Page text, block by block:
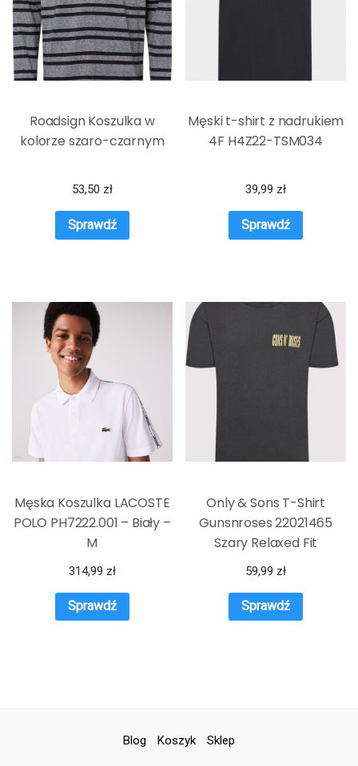
Roadsign Koszulka w
kolorze szaro-czarnym
53,50 zł
Sprawdź
Męski t-shirt z nadrukiem
4F H4Z22-TSM034
39,99 zł
Sprawdź
Męska Koszulka LACOSTE
POLO PH7222.001 – Biały –
M
314,99 zł
Sprawdź
Only & Sons T-Shirt
Gunsnroses 22021465
Szary Relaxed Fit
59,99 zł
Sprawdź
Blog Koszyk Sklep